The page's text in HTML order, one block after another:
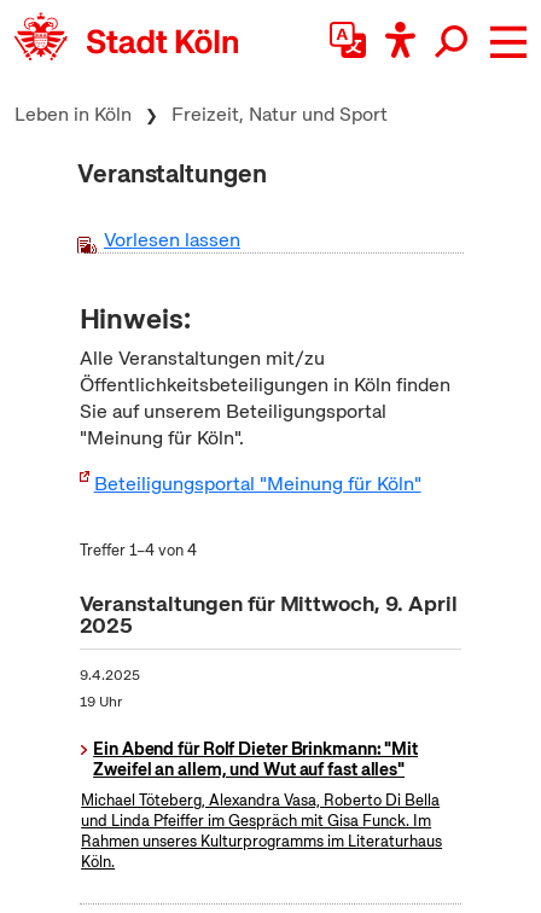
zum Inhalt springen
Leben in Köln Freizeit, Natur und Sport
Veranstaltungen
Vorlesen lassen
Hinweis:
Alle Veranstaltungen mit/zu
Öffentlichkeitsbeteiligungen in Köln finden
Sie auf unserem Beteiligungsportal
"Meinung für Köln".
Beteiligungsportal "Meinung für Köln"
Treffer 1–4 von 4
Veranstaltungen für Mittwoch, 9. April
2025
9.4.2025
19 Uhr
Ein Abend für Rolf Dieter Brinkmann: "Mit
Zweifel an allem, und Wut auf fast alles"
Michael Töteberg, Alexandra Vasa, Roberto Di Bella
und Linda Pfeiffer im Gespräch mit Gisa Funck. Im
Rahmen unseres Kulturprogramms im Literaturhaus
Köln.